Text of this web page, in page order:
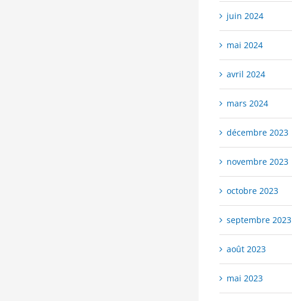
juin 2024
mai 2024
avril 2024
mars 2024
décembre 2023
novembre 2023
octobre 2023
septembre 2023
août 2023
mai 2023